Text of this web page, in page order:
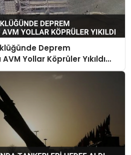
Deprem
Yollar Köprüler Yıkıldı
Var